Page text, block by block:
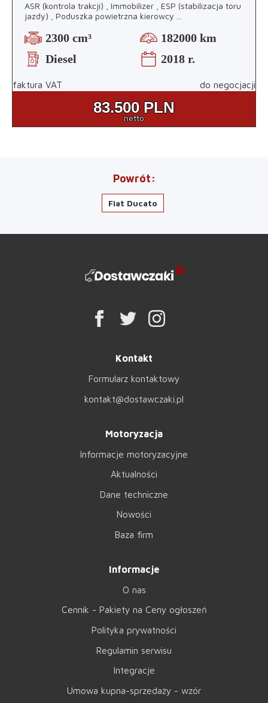
ASR (kontrola trakcji) , Immobilizer , ESP (stabilizacja toru
jazdy) , Poduszka powietrzna kierowcy
2300 cm³
182000 km
Diesel
2018 r.
faktura VAT do negocjacji
83.500 PLN
netto
Powrót
Fiat Ducato
Kontakt
Formularz kontaktowy
kontakt@dostawczaki.pl
Motoryzacja
Informacje motoryzacyjne
Aktualności
Dane techniczne
Nowości
Baza firm
Informacje
O nas
Cennik - Pakiety na Ceny ogłoszeń
Polityka prywatności
Regulamin serwisu
Integracje
Umowa kupna-sprzedaży - wzór